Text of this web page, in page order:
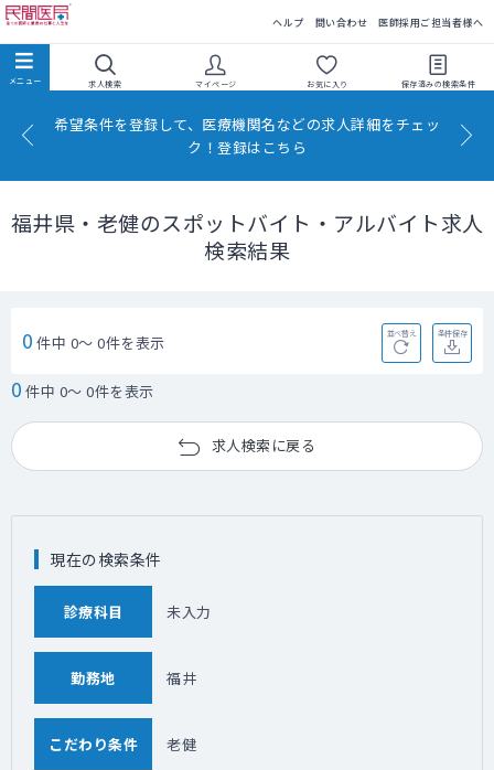
ヘルプ 問い合わせ 医師採用ご担当者様へ
求人検索 マイページ お気に入り 保存済みの検索条件
希望条件を登録して、医療機関名などの求人詳細をチェッ
ク！登録はこちら
福井県・老健のスポットバイト・アルバイト求人
検索結果
0 件中 0～ 0件を表示 並べ替え 条件保存
0 件中 0～ 0件を表示
求人検索に戻る
現在の検索条件
診療科目 未入力
勤務地 福井
こだわり条件 老健